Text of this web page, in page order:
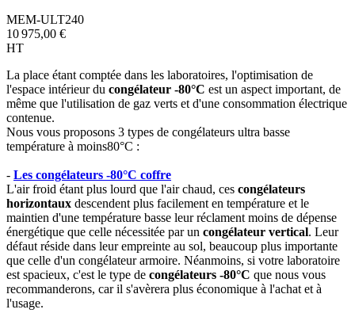
MEM-ULT240
10 975,00 €
HT
La place étant comptée dans les laboratoires, l'optimisation de
l'espace intérieur du congélateur -80°C est un aspect important, de
même que l'utilisation de gaz verts et d'une consommation électrique
contenue.
Nous vous proposons 3 types de congélateurs ultra basse
température à moins80°C :
- Les congélateurs -80°C coffre
L'air froid étant plus lourd que l'air chaud, ces congélateurs
horizontaux descendent plus facilement en température et le
maintien d'une température basse leur réclament moins de dépense
énergétique que celle nécessitée par un congélateur vertical. Leur
défaut réside dans leur empreinte au sol, beaucoup plus importante
que celle d'un congélateur armoire. Néanmoins, si votre laboratoire
est spacieux, c'est le type de congélateurs -80°C que nous vous
recommanderons, car il s'avèrera plus économique à l'achat et à
l'usage.